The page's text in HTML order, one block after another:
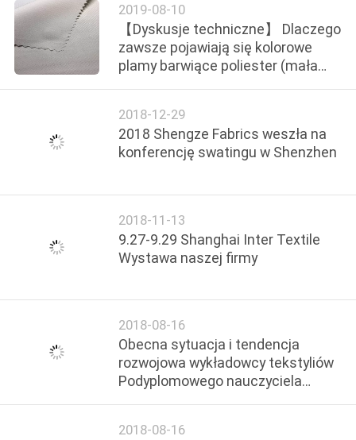
2019-08-10
【Dyskusje techniczne】 Dlaczego
zawsze pojawiają się kolorowe
plamy barwiące poliester (mała
2018-12-29
2018 Shengze Fabrics weszła na
konferencję swatingu w Shenzhen
2018-11-13
9.27-9.29 Shanghai Inter Textile
Wystawa naszej firmy
2018-08-16
Obecna sytuacja i tendencja
rozwojowa wykładowcy tekstyliów
Podyplomowego nauczyciela
2018-08-16